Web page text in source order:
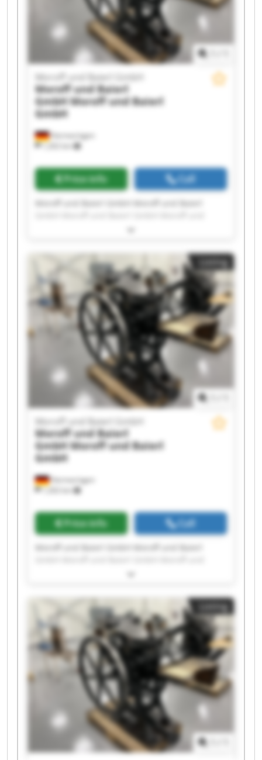
Hermaringen
1,202 km
Moroff und Baierl GmbH
Moroff und Baierl
GmbHMoroff und Baierl
GmbH
Price info Call
Moroff und Baierl GmbH Moroff und Baierl
Baierl GmbH Moroff und Baierl GmbH Moroff
Moroff und Baierl GmbH Moroff und Baierl
GmbH Moroff und Baierl GmbH Moroff und
Baierl GmbH Moroff und Baierl GmbH Moroff
und Baierl GmbH Moroff und Baierl GmbH
Moroff und Baierl GmbH Moroff und Baierl
GmbH Moroff und Baierl GmbH Moroff und
Baierl GmbH Moroff und Baierl GmbH Moroff
und Baierl GmbH
Listing
Hermaringen
1,202 km
Moroff und Baierl GmbH
Moroff und Baierl
GmbHMoroff und Baierl
GmbH
Price info Call
Moroff und Baierl GmbH Moroff und Baierl
Baierl GmbH Moroff und Baierl GmbH Moroff
Moroff und Baierl GmbH Moroff und Baierl
GmbH Moroff und Baierl GmbH Moroff und
Baierl GmbH Moroff und Baierl GmbH Moroff
und Baierl GmbH Moroff und Baierl GmbH
Moroff und Baierl GmbH Moroff und Baierl
GmbH Moroff und Baierl GmbH Moroff und
Baierl GmbH Moroff und Baierl GmbH Moroff
und Baierl GmbH
Listing